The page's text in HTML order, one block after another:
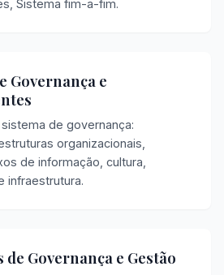
Sistema fim-a-fim.
Governança e
de governança:
organizacionais,
de informação, cultura,
infraestrutura.
de Governança e Gestão